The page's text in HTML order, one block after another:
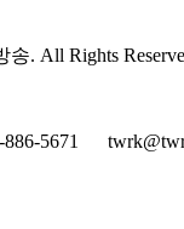
. All Rights
886-5671